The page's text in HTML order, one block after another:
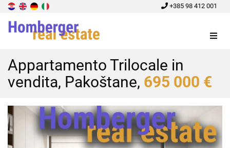
+385 98 412 001
Menu
Appartamento Trilocale in
vendita, Pakoštane, 695 000 €